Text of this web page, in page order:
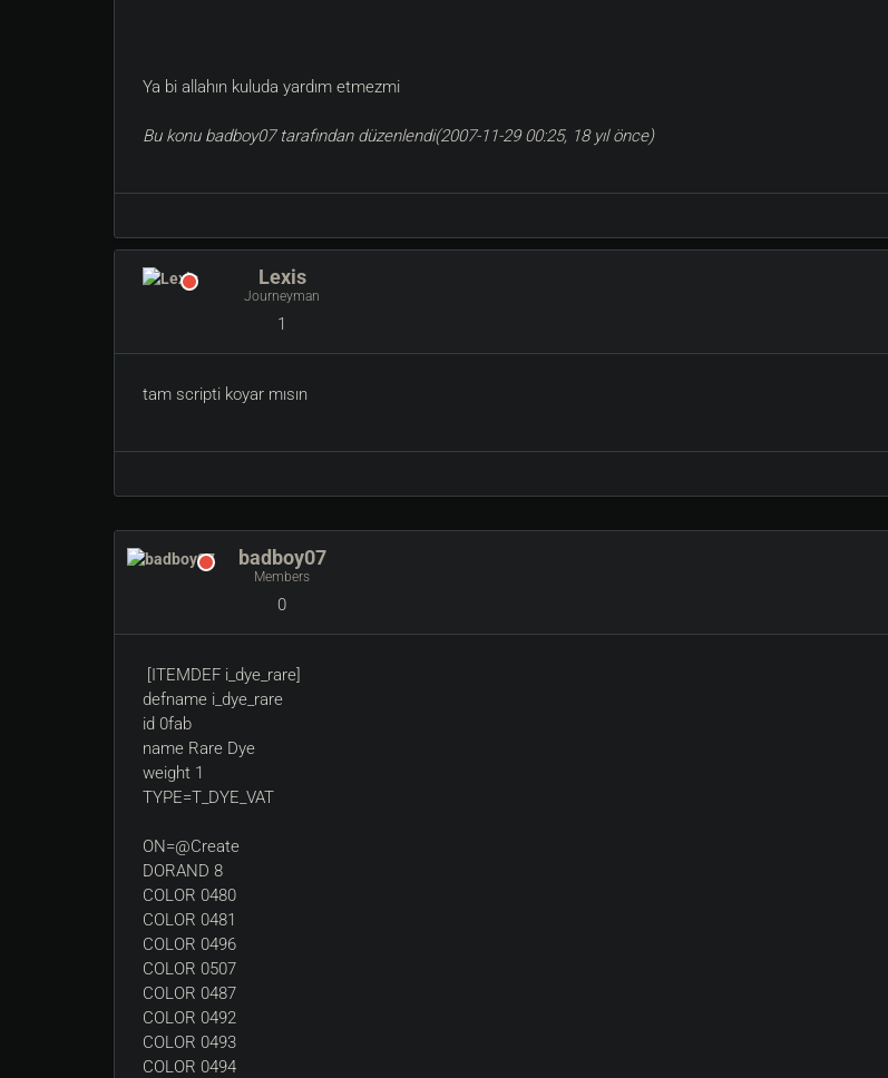
Ya bi allahın kuluda yardım etmezmi
Bu konu badboy07 tarafından düzenlendi(2007-11-29 00:25, 18 yıl önce)
Lexis
Journeyman
1
tam scripti koyar mısın
badboy07
Members
0
[ITEMDEF i_dye_rare]
defname i_dye_rare
id 0fab
name Rare Dye
weight 1
TYPE=T_DYE_VAT
ON=@Create
DORAND 8
COLOR 0480
COLOR 0481
COLOR 0496
COLOR 0507
COLOR 0487
COLOR 0492
COLOR 0493
COLOR 0494